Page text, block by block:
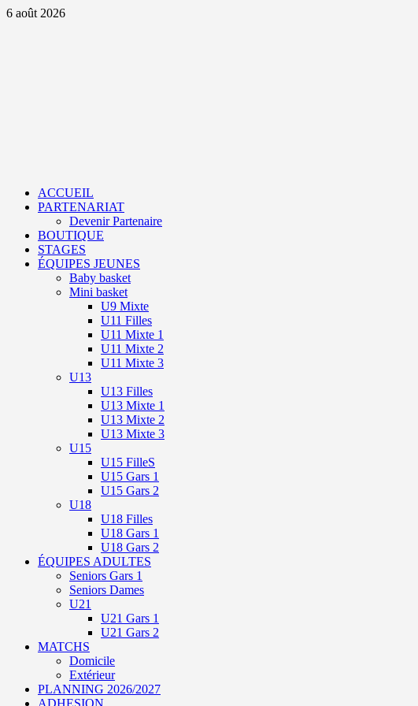
Aller
6 août 2026
ACCUEIL
PARTENARIAT
Devenir Partenaire
BOUTIQUE
STAGES
ÉQUIPES JEUNES
Baby basket
Mini basket
U9 Mixte
U11 Filles
U11 Mixte 1
U11 Mixte 2
U11 Mixte 3
U13
U13 Filles
U13 Mixte 1
U13 Mixte 2
U13 Mixte 3
U15
U15 FilleS
U15 Gars 1
U15 Gars 2
U18
U18 Filles
U18 Gars 1
U18 Gars 2
ÉQUIPES ADULTES
Seniors Gars 1
Seniors Dames
U21
U21 Gars 1
U21 Gars 2
MATCHS
Domicile
Extérieur
PLANNING 2026/2027
ADHESION